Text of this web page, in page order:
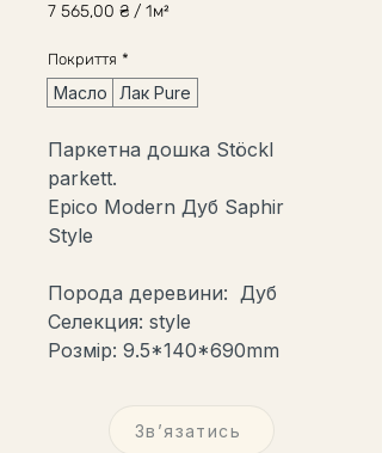
7 565,00 ₴ / 1м²
за
Квадратний
метр
Покриття *
Масло Лак Pure
Паркетна дошка Stöckl
parkett.
Epico Modern Дуб Saphir
Style
Порода деревини: Дуб
Селекция: style
Розмір: 9.5*140*690mm
Звʼязатись